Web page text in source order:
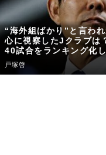
“海外組ばかり”と言わ
心に視察したJクラブは
40試合をランキング化
戸塚啓